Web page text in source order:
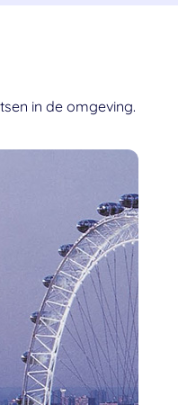
in de omgeving.